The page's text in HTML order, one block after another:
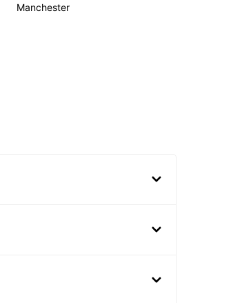
Manchester